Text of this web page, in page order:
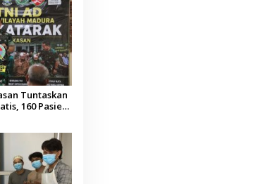
Tuntaskan
160 Pasien